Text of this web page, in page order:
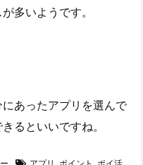
多いようです。
あったアプリを選んで
るといいですね。